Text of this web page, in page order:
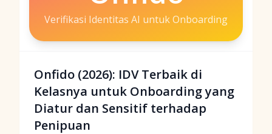
Verifikasi Identitas AI untuk Onboarding
Onfido (2026): IDV Terbaik di
Kelasnya untuk Onboarding yang
Diatur dan Sensitif terhadap
Penipuan